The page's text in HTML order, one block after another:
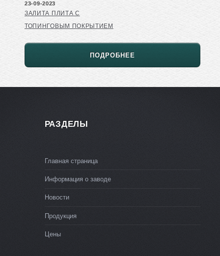
23-09-2023
ЗАЛИТА ПЛИТА С
ТОПИНГОВЫМ ПОКРЫТИЕМ
ПОДРОБНЕЕ
РАЗДЕЛЫ
Главная страница
Информация о заводе
Новости
Продукция
Цены